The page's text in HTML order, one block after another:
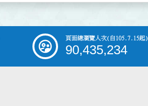
頁面總瀏覽人次(自105.7.15起)
90,435,234